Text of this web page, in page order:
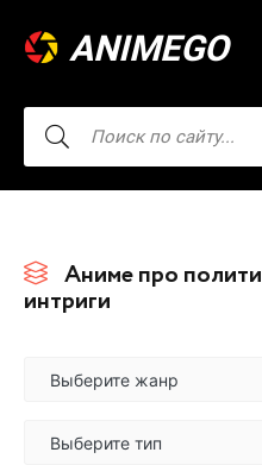
ANIMEGO
Аниме про
интриги
Выберите жанр
Выберите тип